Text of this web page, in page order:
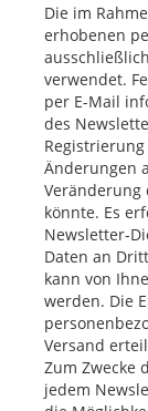
Die im
erhobenen
verwendet.
per E-Mail
des
Änderungen
Veränderung
könnte. Es
Newsletter-
Daten an
kann von
werden. Die
Versand
Zum Zwecke
jedem